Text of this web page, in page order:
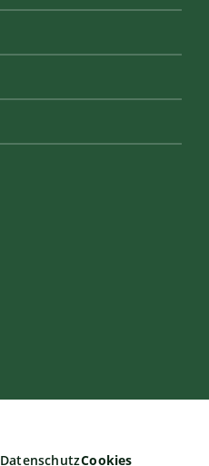
DatenschutzCookies